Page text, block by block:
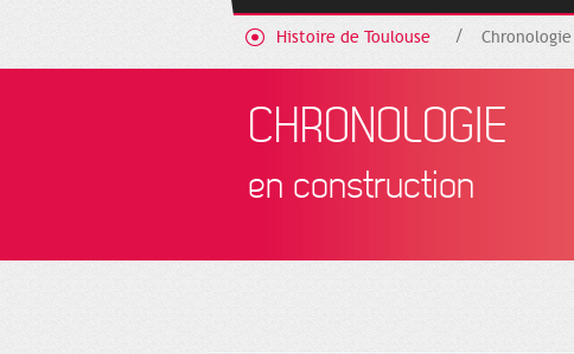
Histoire de Toulouse Chronologie
CHRONOLOGIE
en construction